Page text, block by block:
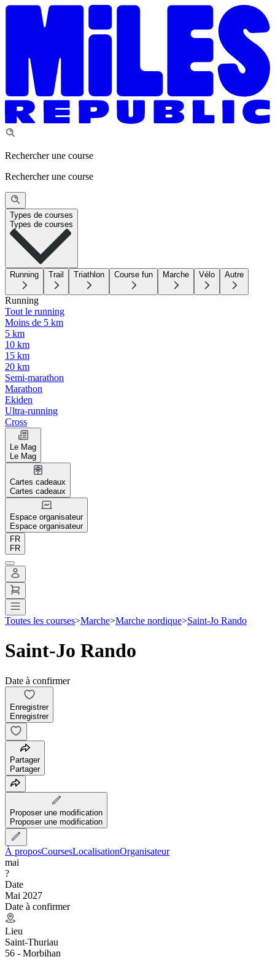
Rechercher une course
Rechercher une course
Types de courses
Types de courses
Running Trail Triathlon Course fun Marche Vélo Autre
Running
Tout le running
Moins de 5 km
5 km
10 km
15 km
20 km
Semi-marathon
Marathon
Ekiden
Ultra-running
Cross
Le Mag
Le Mag
Cartes cadeaux
Cartes cadeaux
Espace organisateur
Espace organisateur
FR
FR
Toutes les courses>Marche>Marche nordique>Saint-Jo Rando
Saint-Jo Rando
Date à confirmer
Enregistrer
Enregistrer
Partager
Partager
Proposer une modification
Proposer une modification
À proposCoursesLocalisationOrganisateur
mai
?
Date
Mai 2027
Date à confirmer
Lieu
Saint-Thuriau
56 - Morbihan